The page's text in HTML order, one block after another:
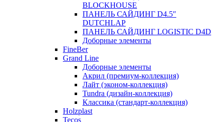
BLOCKHOUSE
ПАНЕЛЬ САЙДИНГ D4.5″
DUTCHLAP
ПАНЕЛЬ САЙДИНГ LOGISTIC D4D
Доборные элементы
FineBer
Grand Line
Доборные элементы
Акрил (премиум-коллекция)
Лайт (эконом-коллекция)
Tundra (дизайн-коллекция)
Классика (стандарт-коллекция)
Holzplast
Tecos